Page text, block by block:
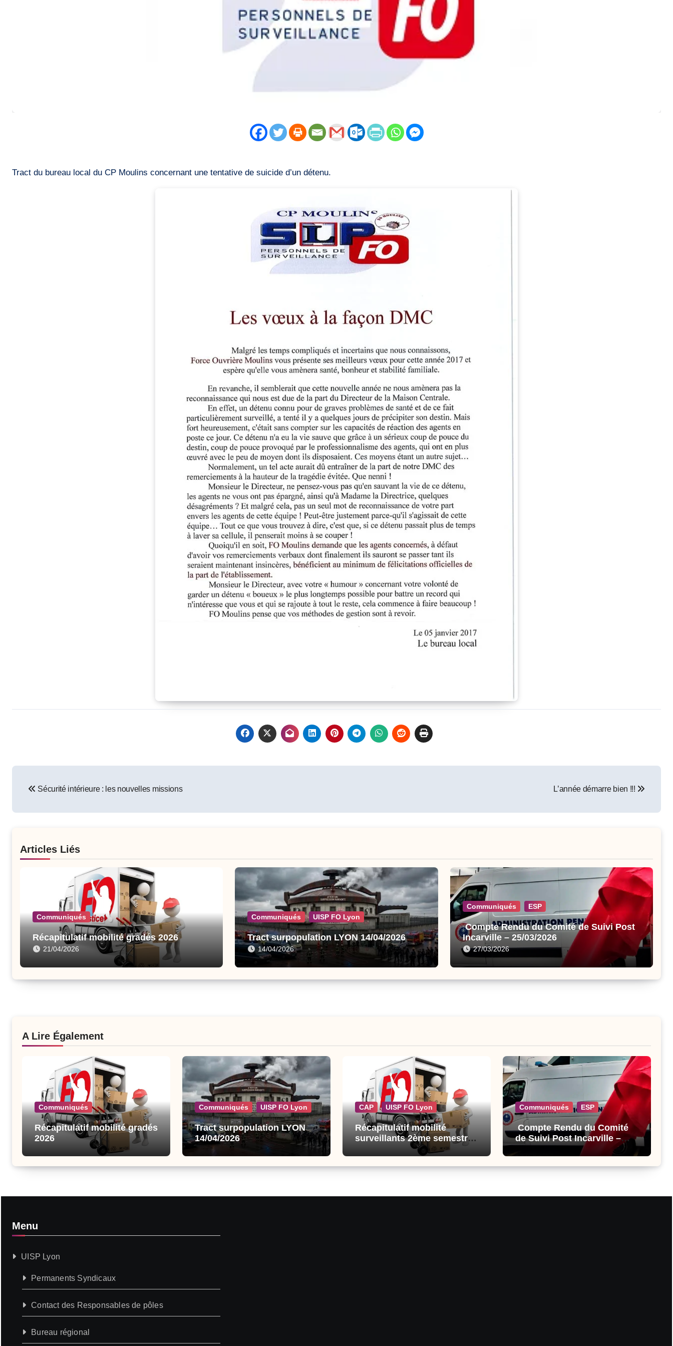
Tract du bureau local du CP Moulins concernant une tentative de suicide d’un détenu.
navigation
Sécurité intérieure : les nouvelles missions L’année démarre bien !!!
Articles Liés
Communiqués
Récapitulatif mobilité gradés 2026
21/04/2026
Communiqués UISP FO Lyon
Tract surpopulation LYON 14/04/2026
14/04/2026
Communiqués ESP
Compte Rendu du Comité de Suivi Post
Incarville – 25/03/2026
27/03/2026
A Lire Également
Communiqués
Récapitulatif mobilité gradés
2026
Communiqués UISP FO Lyon
Tract surpopulation LYON
14/04/2026
CAP UISP FO Lyon
Récapitulatif mobilité
surveillants 2ème semestre
Communiqués ESP
Compte Rendu du Comité
de Suivi Post Incarville –
Menu
UISP Lyon
Permanents Syndicaux
Contact des Responsables de pôles
Bureau régional